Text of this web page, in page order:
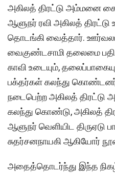
அகிலத் திரட்டு அம்மனை
ஆளுநர் ரவி அகிலத்
தொடங்கி வைத்தார். ஊர்வலம்
வைகுண்டசாமி தலைமை
காவி உடையும்,
பக்தர்கள் கலந்து கொண்டனர்.
நடைபெற்ற அகிலத் திரட்டு
கலந்து கொண்டு, அகிலத்
ஆளுநர் வெளியிட திருஏடு
சுதர்சனநாயகி ஆகியோர்
அதைத்தொடர்ந்து இந்த